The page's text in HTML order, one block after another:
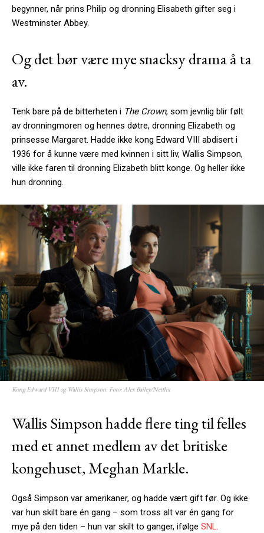
begynner, når prins Philip og dronning Elisabeth gifter seg i
Westminster Abbey.
Og det bør være mye snacksy drama å ta
av.
Tenk bare på de bitterheten i The Crown, som jevnlig blir følt
av dronningmoren og hennes døtre, dronning Elizabeth og
prinsesse Margaret. Hadde ikke kong Edward VIII abdisert i
1936 for å kunne være med kvinnen i sitt liv, Wallis Simpson,
ville ikke faren til dronning Elizabeth blitt konge. Og heller ikke
hun dronning.
Kong Edward VIII og Wallis Simpson. Foto: Alex Bailey/Netflix
Wallis Simpson hadde flere ting til felles
med et annet medlem av det britiske
kongehuset, Meghan Markle.
Også Simpson var amerikaner, og hadde vært gift før. Og ikke
var hun skilt bare én gang – som tross alt var én gang for
mye på den tiden – hun var skilt to ganger, ifølge SNL.